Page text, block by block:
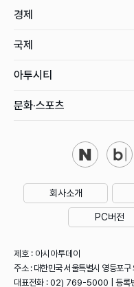
경제
국제
아투시티
문화·스포츠
회사소개
PC버전
제호 : 아시아투데이
주소 : 대한민국 서울특별시 영등포
대표전화 : 02) 769-5000 | 등록